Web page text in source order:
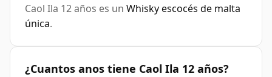
Caol Ila 12 años es un Whisky escocés de malta
única.
¿Cuantos anos tiene Caol Ila 12 años?